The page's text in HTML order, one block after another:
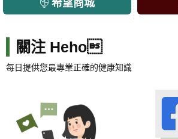
希望商城
關注 Heho
每日提供您最專業正確的健康知識